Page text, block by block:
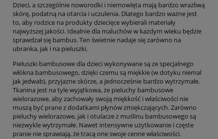
Dzieci, a szczególnie noworodki i niemowlęta mają bardzo wrażliwą
skórę, podatną na otarcia i uczulenia. Dlatego bardzo ważne jest
to, aby rodzice na produkty dziecięce wybierali materiały
najwyższej jakości. Idealnie dla maluchów w każdym wieku będzie
sprawdzał się bambus. Ten świetnie nadaje się zarówno na
ubranka, jak i na pieluszki.
Pieluszki bambusowe dla dzieci wykonywane są ze specjalnego
włókna bambusowego, dzięki czemu są miękkie (w dotyku niemal
jak jedwab), przyjazne skórze, a jednocześnie bardzo wytrzymałe.
Tkanina jest na tyle wyjątkowa, że pieluchy bambusowe
wielorazowe, aby zachowały swoją miękkość i właściwości nie
muszą być prane z dodatkami płynów zmiękczających. Zarówno
pieluchy wielorazowe, jak i otulacze z muślinu bambusowego są
niezwykle wytrzymałe. Nawet intensywne użytkowanie i częste
pranie nie sprawiają, że tracą one swoje cenne właściwości.